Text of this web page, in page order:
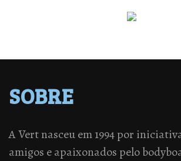
SOBRE
A Vert nasceu em 1994 por
amigos e apaixonados pelo